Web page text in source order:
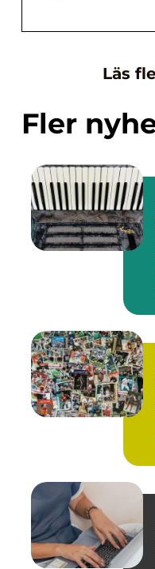
Läs
Fler